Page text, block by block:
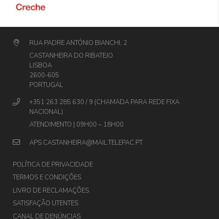
RUA PADRE ANTÓNIO BIANCHI, 2
CASTANHEIRA DO RIBATEJO
LISBOA
2600-605
PORTUGAL
+351 263 285 630 / 9 (CHAMADA PARA REDE FIXA
NACIONAL)
ATENDIMENTO | 09H00 – 18H00
APS.CASTANHEIRA@MAIL.TELEPAC.PT
POLÍTICA DE PRIVACIDADE
TERMOS E CONDIÇÕES
LIVRO DE RECLAMAÇÕES
SATISFAÇÃO UTENTES
CANAL DE DENÚNCIAS